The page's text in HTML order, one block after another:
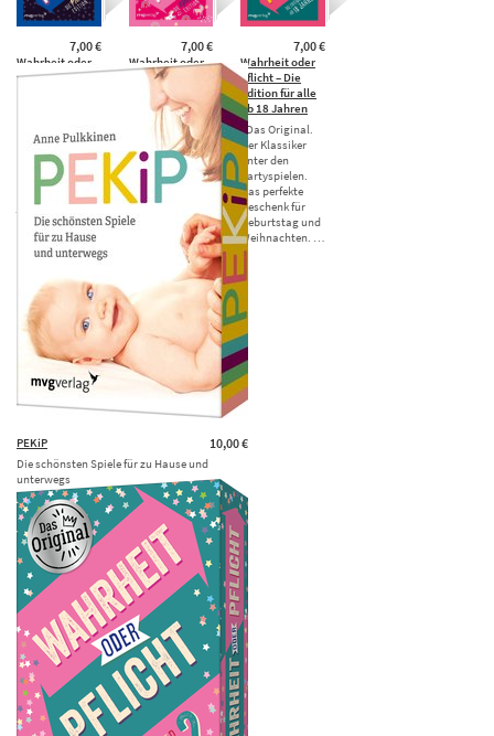
7,00 €
Wahrheit oder
Pflicht – Die
unter den
Partyspielen.
Das perfekte
Geschenk für
jeden Teenie
zum …
7,00 €
Wahrheit oder
Pflicht – Die
Mädchenedition
| Das Original.
Der Klassiker
unter den
Partyspielen.
Das perfekte
Geschenk für
Geburtstag,
Weihnachten
7,00 €
Wahrheit oder
Pflicht – Die
Edition für alle
ab 18 Jahren
| Das Original.
Der Klassiker
unter den
Partyspielen.
Das perfekte
Geschenk für
Geburtstag und
Weihnachten. …
10,00 €
PEKiP
Die schönsten Spiele für zu Hause und
unterwegs